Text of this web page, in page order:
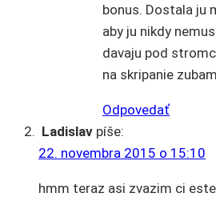
bonus. Dostala ju
aby ju nikdy
davaju pod
na skripanie
Odpovedať
Ladislav píše:
22. novembra 2015 o 15:10
hmm teraz asi zvazim ci